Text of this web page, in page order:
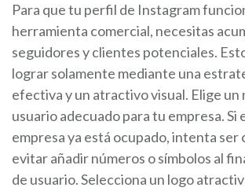
Para que tu perfil de Instagram
herramienta comercial, necesitas
seguidores y clientes potenciales.
lograr solamente mediante una
efectiva y un atractivo visual. Elige un
usuario adecuado para tu empresa. Si
empresa ya está ocupado, intenta ser
evitar añadir números o símbolos al
de usuario. Selecciona un logo